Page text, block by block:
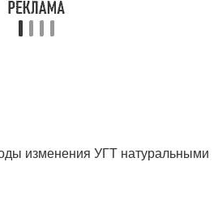
изменения УГТ натуральными